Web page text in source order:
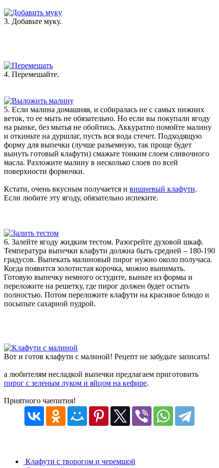
3. Добавьте муку.
4. Перемешайте.
5. Если малина домашняя, и собиралась не с самых нижних
веток, то ее мыть не обязательно. Но если вы покупали ягоду
на рынке, без мытья не обойтись. Аккуратно помойте малину
и откиньте на дуршлаг, пусть вся вода стечет. Подходящую
форму для выпечки (лучше разъемную, так проще будет
вынуть готовый клафути) смажьте тонким слоем сливочного
масла. Разложите малину в несколько слоев по всей
поверхности формочки.
Кстати, очень вкусным получается и вишневый клафути.
Если любите эту ягоду, обязательно испеките.
6. Залейте ягоду жидким тестом. Разогрейте духовой шкаф.
Температура выпечки клафути должна быть средней – 180-190
градусов. Выпекать малиновый пирог нужно около получаса.
Когда появится золотистая корочка, можно вынимать.
Готовую выпечку немного остудите, выньте из формы и
переложите на решетку, где пирог должен будет остыть
полностью. Потом переложите клафути на красивое блюдо и
посыпьте сахарной пудрой.
Вот и готов клафути с малиной! Рецепт не забудьте записать!
а любителям несладкой выпечки предлагаем приготовить
пирог с зеленым луком и яйцом на кефире.
Приятного чаепития!
Клафути с творогом и черемшой